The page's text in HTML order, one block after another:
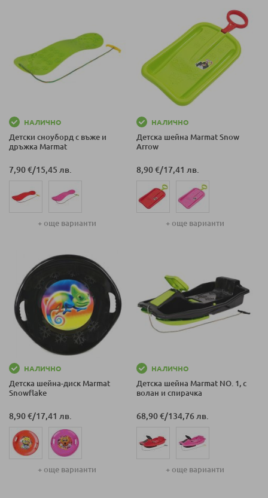
НАЛИЧНО
Детски сноуборд с въже и
дръжка Marmat
7,90 €/15,45 лв.
+ още варианти
НАЛИЧНО
Детска шейна Marmat Snow
Arrow
8,90 €/17,41 лв.
+ още варианти
НАЛИЧНО
Детска шейна-диск Marmat
Snowflake
8,90 €/17,41 лв.
+ още варианти
НАЛИЧНО
Детска шейна Marmat NO. 1, с
волан и спирачка
68,90 €/134,76 лв.
+ още варианти